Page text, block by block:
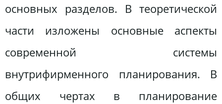
основных разделов. В теоретической
части изложены основные аспекты
современной системы
внутрифирменного планирования. В
общих чертах в планирование